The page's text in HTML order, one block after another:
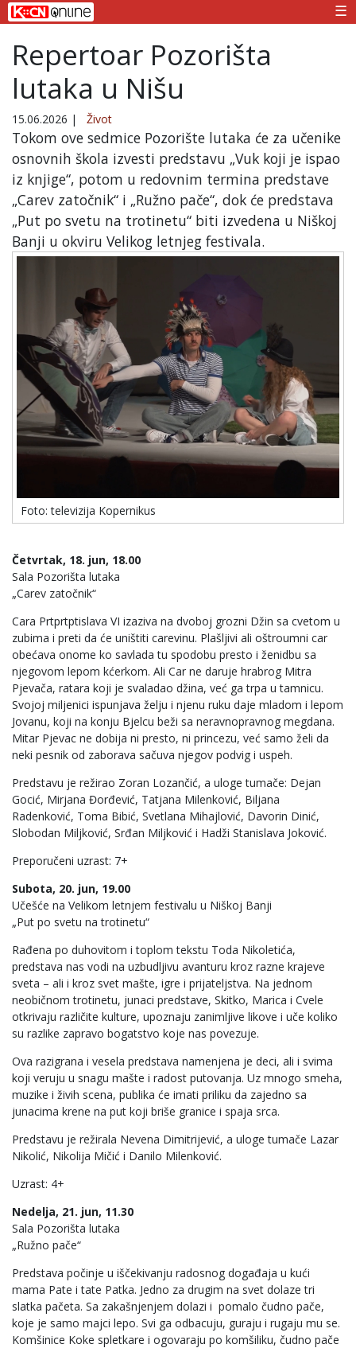
☰
Repertoar Pozorišta
lutaka u Nišu
15.06.2026 | Život
Tokom ove sedmice Pozorište lutaka će za učenike
osnovnih škola izvesti predstavu „Vuk koji je ispao
iz knjige“, potom u redovnim termina predstave
„Carev zatočnik“ i „Ružno pače“, dok će predstava
„Put po svetu na trotinetu“ biti izvedena u Niškoj
Banji u okviru Velikog letnjeg festivala.
Foto: televizija Kopernikus
Četvrtak, 18. jun, 18.00
Sala Pozorišta lutaka
„Carev zatočnik“
Cara Prtprtptislava VI izaziva na dvoboj grozni Džin sa cvetom u
zubima i preti da će uništiti carevinu. Plašljivi ali oštroumni car
obećava onome ko savlada tu spodobu presto i ženidbu sa
njegovom lepom kćerkom. Ali Car ne daruje hrabrog Mitra
Pjevača, ratara koji je svaladao džina, već ga trpa u tamnicu.
Svojoj miljenici ispunjava želju i njenu ruku daje mladom i lepom
Jovanu, koji na konju Bjelcu beži sa neravnopravnog megdana.
Mitar Pjevac ne dobija ni presto, ni princezu, već samo želi da
neki pesnik od zaborava sačuva njegov podvig i uspeh.
Predstavu je režirao Zoran Lozančić, a uloge tumače: Dejan
Gocić, Mirjana Đorđević, Tatjana Milenković, Biljana
Radenković, Toma Bibić, Svetlana Mihajlović, Davorin Dinić,
Slobodan Miljković, Srđan Miljković i Hadži Stanislava Joković.
Preporučeni uzrast: 7+
Subota, 20. jun, 19.00
Učešće na Velikom letnjem festivalu u Niškoj Banji
„Put po svetu na trotinetu“
Rađena po duhovitom i toplom tekstu Toda Nikoletića,
predstava nas vodi na uzbudljivu avanturu kroz razne krajeve
sveta – ali i kroz svet mašte, igre i prijateljstva. Na jednom
neobičnom trotinetu, junaci predstave, Skitko, Marica i Cvele
otkrivaju različite kulture, upoznaju zanimljive likove i uče koliko
su razlike zapravo bogatstvo koje nas povezuje.
Ova razigrana i vesela predstava namenjena je deci, ali i svima
koji veruju u snagu mašte i radost putovanja. Uz mnogo smeha,
muzike i živih scena, publika će imati priliku da zajedno sa
junacima krene na put koji briše granice i spaja srca.
Predstavu je režirala Nevena Dimitrijević, a uloge tumače Lazar
Nikolić, Nikolija Mičić i Danilo Milenković.
Uzrast: 4+
Nedelja, 21. jun, 11.30
Sala Pozorišta lutaka
„Ružno pače“
Predstava počinje u iščekivanju radosnog događaja u kući
mama Pate i tate Patka. Jedno za drugim na svet dolaze tri
slatka pačeta. Sa zakašnjenjem dolazi i pomalo čudno pače,
koje je samo majci lepo. Svi ga odbacuju, guraju i rugaju mu se.
Komšinice Koke spletkare i ogovaraju po komšiliku, čudno pače